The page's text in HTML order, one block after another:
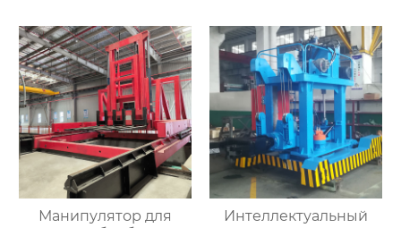
Манипулятор для
Интеллектуальный